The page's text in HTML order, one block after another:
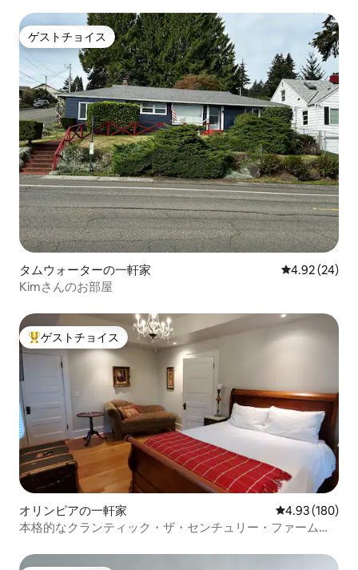
ゲストチョイス
ゲストチョイス
タムウォーターの一軒家 レビュー24
4.92 (24)
Kimさんのお部屋
大好評のゲストチョイスです。
ゲストチョイス
オリンピアの一軒家 レビュー180
4.93 (180)
本格的なクランティック・ザ・センチュリー・ファームハ